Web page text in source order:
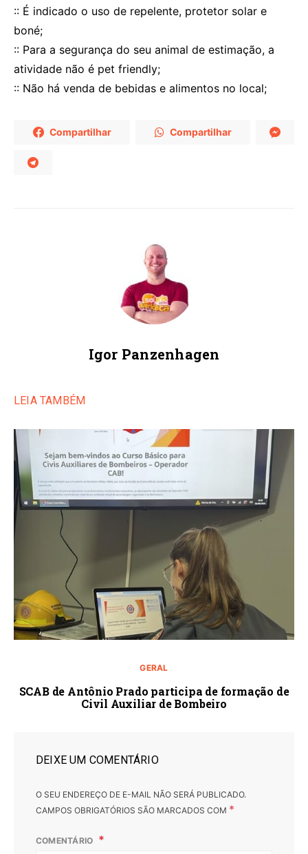
:: É indicado o uso de repelente, protetor solar e
boné;
:: Para a segurança do seu animal de estimação, a
atividade não é pet friendly;
:: Não há venda de bebidas e alimentos no local;
Compartilhar Compartilhar
Igor Panzenhagen
LEIA TAMBÉM
GERAL
SCAB de Antônio Prado participa de formação de
Civil Auxiliar de Bombeiro
DEIXE UM COMENTÁRIO
O SEU ENDEREÇO DE E-MAIL NÃO SERÁ PUBLICADO.
CAMPOS OBRIGATÓRIOS SÃO MARCADOS COM *
COMENTÁRIO